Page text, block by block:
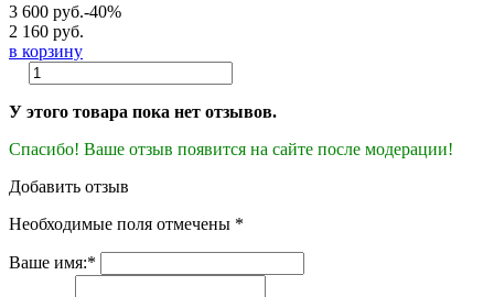
3 600 руб.-40%
2 160 руб.
в корзину
У этого товара пока нет отзывов.
Спасибо! Ваше отзыв появится на сайте после модерации!
Добавить отзыв
Необходимые поля отмечены *
Ваше имя:*